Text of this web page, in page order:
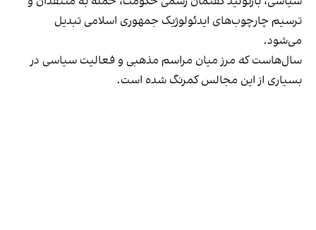
ترسیم چارچوب‌های ایدئولوژیک جمهوری اسلامی تبدیل
می‌شود.
سال‌هاست که مرز میان مراسم مذهبی و فعالیت سیاسی در
بسیاری از این مجالس کمرنگ شده است.